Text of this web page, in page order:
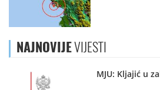
NAJNOVIJEVIJESTI
MJU: Kljajić u